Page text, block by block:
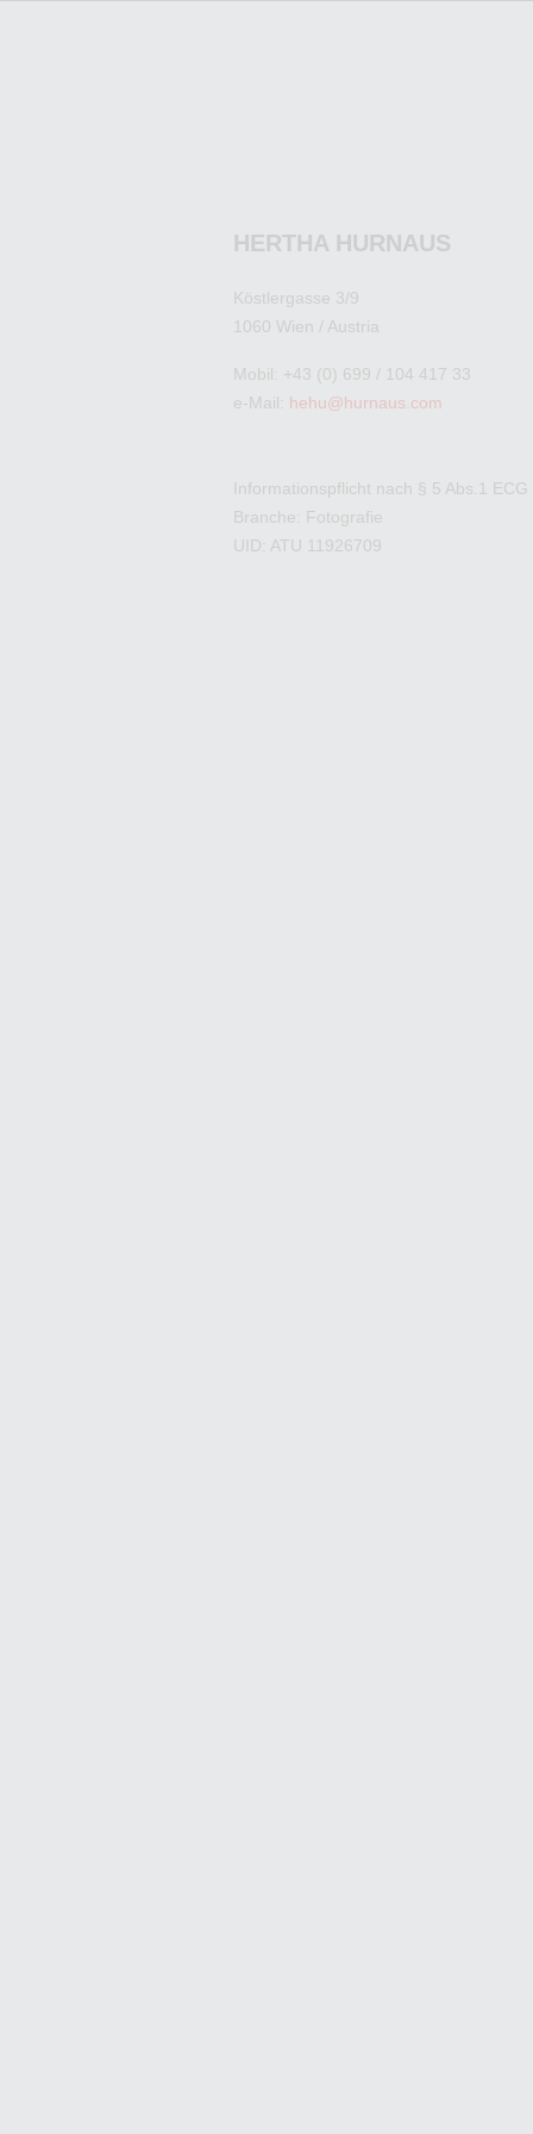
HERTHA HURNAUS
Köstlergasse 3/9
1060 Wien / Austria
Mobil: +43 (0) 699 / 104 417 33
e-Mail: hehu@hurnaus.com
Informationspflicht nach § 5 Abs.1 ECG
Branche: Fotografie
UID: ATU 11926709